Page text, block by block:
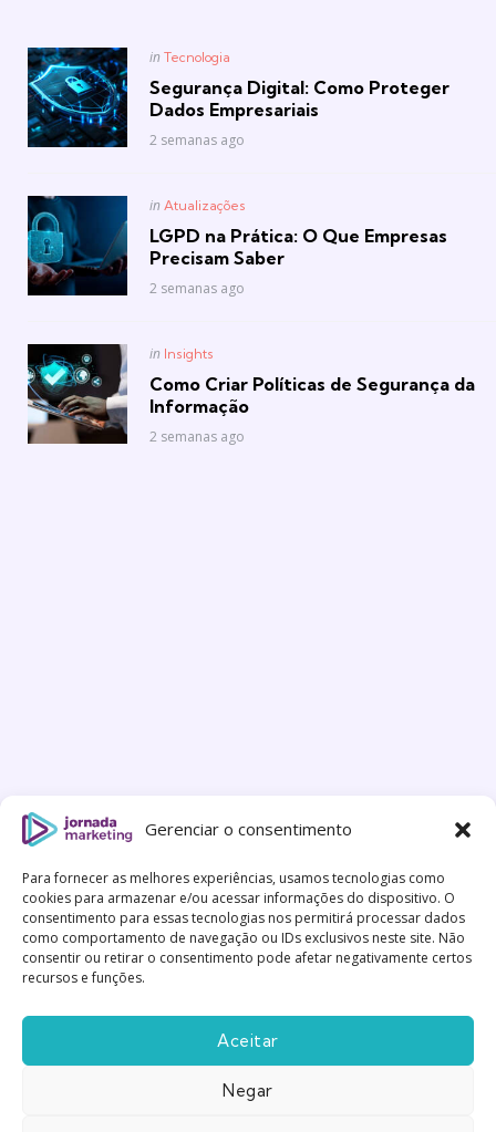
Gerenciar o consentimento
Para fornecer as melhores experiências, usamos tecnologias como
cookies para armazenar e/ou acessar informações do dispositivo. O
consentimento para essas tecnologias nos permitirá processar dados
como comportamento de navegação ou IDs exclusivos neste site. Não
consentir ou retirar o consentimento pode afetar negativamente certos
recursos e funções.
Aceitar
Negar
Posted
in Tecnologia
Segurança Digital: Como Proteger
Dados Empresariais
2 semanas ago
Posted
in Atualizações
LGPD na Prática: O Que Empresas
Precisam Saber
2 semanas ago
Posted
in Insights
Como Criar Políticas de Segurança da
Informação
2 semanas ago
Política de Privacidade